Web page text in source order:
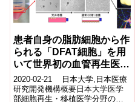
患者自身の脂肪細胞から作
られる「DFAT細胞」を用
いて世界初の血管再生医療
の臨床研究を開始
2020-02-21 日本大学,日本医療
研究開発機構概要日本大学医学
部細胞再生・移植医学分野の松